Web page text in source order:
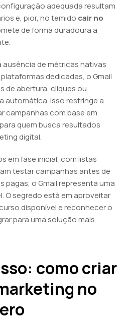
adequada resultam
e, pior, no temido cair no
de forma duradoura a
de métricas nativas
dedicadas, o Gmail
de abertura, cliques ou
automática. Isso restringe a
campanhas com base em
quem busca resultados
digital.
em fase inicial, com listas
testar campanhas antes de
pagas, o Gmail representa uma
O segredo está em aproveitar
disponível e reconhecer o
para uma solução mais
como criar
no